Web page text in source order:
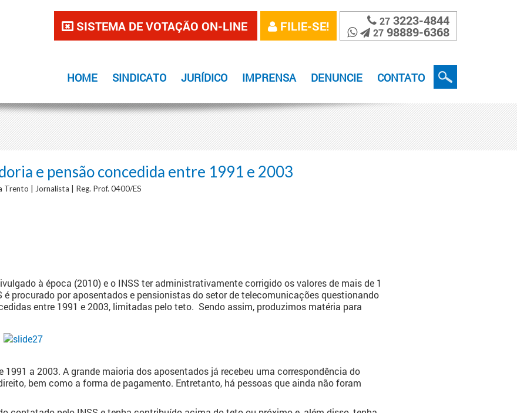
SISTEMA DE VOTAÇÃO ON-LINE FILIE-SE! 27 3223-4844
27 98889-6368
HOME SINDICATO JURÍDICO IMPRENSA DENUNCIE CONTATO
e pensão concedida entre 1991 e 2003
| Jornalista | Reg. Prof. 0400/ES
à época (2010) e o INSS ter administrativamente corrigido os valores de mais de 1
é procurado por aposentados e pensionistas do setor de telecomunicações questionando
entre 1991 e 2003, limitadas pelo teto. Sendo assim, produzimos matéria para
1991 a 2003. A grande maioria dos aposentados já recebeu uma correspondência do
bem como a forma de pagamento. Entretanto, há pessoas que ainda não foram